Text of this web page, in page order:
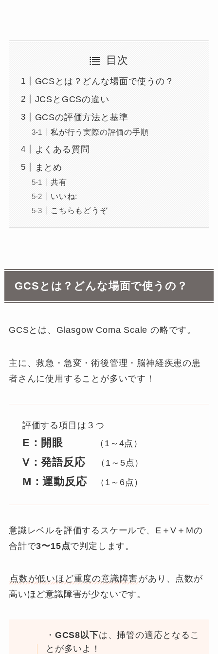
目次
GCSとは？どんな場面で使うの？
JCSとGCSの違い
GCSの評価方法と基準
私が行う実際の評価の手順
よくある質問
まとめ
共有
いいね:
こちらもどうぞ
GCSとは？どんな場面で使うの？
GCSとは、Glasgow Coma Scale の略です。
主に、救急・急変・術後管理・脳神経疾患の患
者さんに使用することが多いです！
評価する項目は３つ
E：開眼 （1～4点）
V：発語反応 （1～5点）
M：運動反応（1～6点）
意識レベルを評価するスケールで、E＋V＋Mの
合計で3〜15点で判定します。
点数が低いほど重度の意識障害 があり、点数が
高いほど意識障害が少ないです。
・ GCS8以下は、挿管の適応となるこ
とが多いよ！